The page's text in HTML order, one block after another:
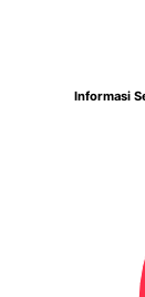
Informasi
Informasi